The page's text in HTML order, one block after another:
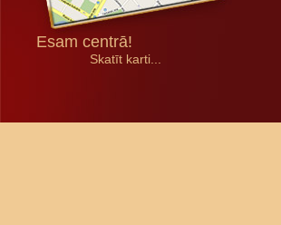
Esam centrā!
Skatīt karti...